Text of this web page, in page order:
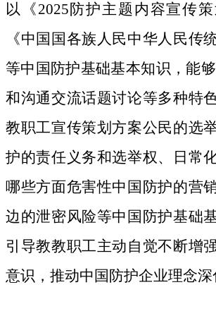
以《2025防护主题内容宣传策
《中国国各族人民中华人民传
等中国防护基础基本知识，能
和沟通交流话题讨论等多种特
教职工宣传策划方案公民的选
护的责任义务和选举权、日常
哪些方面危害性中国防护的营
边的泄密风险等中国防护基础
引导教教职工主动自觉不断增
意识，推动中国防护企业理念深